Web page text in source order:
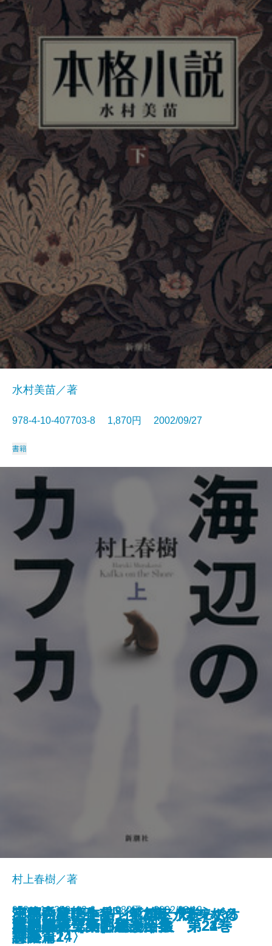
小林秀雄全作品 第2集 ランボオ
詩集
決定版 三島由紀夫全集 第24巻
私の遺言
雲の都―第一部 広場―
小林秀雄 美と出会う旅
決定版 三島由紀夫全集 第23巻
小林秀雄全作品 第1集 様々なる
意匠
本格小説［上］
本格小説［下］
水村美苗／著
978-4-10-407703-8 1,870円 2002/09/27
書籍
海辺のカフカ 上
村上春樹／著
978-4-10-353413-6 1,980円 2002/09/12
書籍
海辺のカフカ 下
決定版 三島由紀夫全集 第22巻
瀬戸内寂聴全集 〔第十八巻〕
〈長篇14〉
白洲正子全集 別巻
京都発見(四)―丹後の鬼・カモの
神―
白洲正子 美の種まく人
王国―その1 アンドロメダ・ハイ
ツ―
決定版 三島由紀夫全集 第21巻
瀬戸内寂聴全集 〔第二十巻〕
〈随筆2〉
白洲正子全集 第十四巻